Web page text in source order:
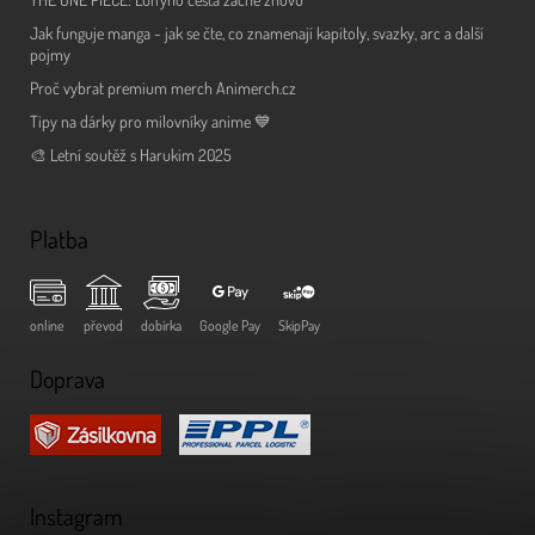
Jak funguje manga - jak se čte, co znamenají kapitoly, svazky, arc a další
pojmy
Proč vybrat premium merch Animerch.cz
Tipy na dárky pro milovníky anime 💙
🎨 Letní soutěž s Harukim 2025
Platba
online převod dobírka Google Pay SkipPay
Doprava
Instagram